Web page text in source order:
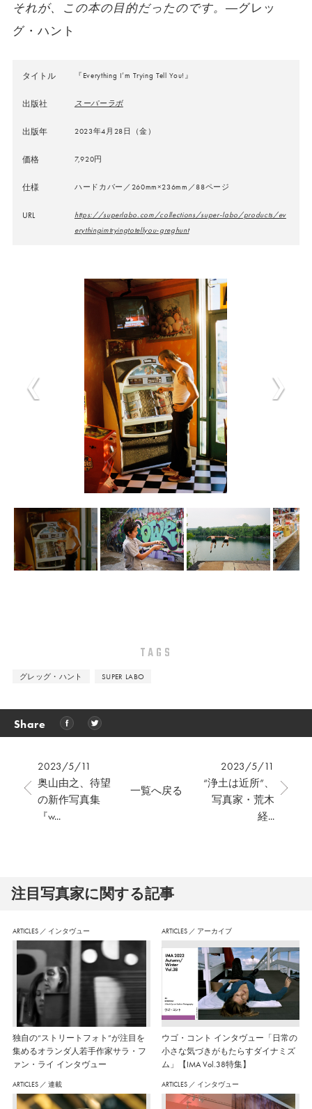
それが、この本の目的だったのです。―グレッ
グ・ハント
タイトル 『Everything I’m Trying Tell You!』
出版社 スーパーラボ
出版年 2023年4月28日（金）
価格 7,920円
仕様 ハードカバー／260mm×236mm／88ページ
URL
https://superlabo.com/collections/super-labo/products/ev
erythingimtryingtotellyou-greghunt
TAGS
グレッグ・ハント SUPER LABO
Share
2023/5/11
奥山由之、待望
の新作写真集
『w...
2023/5/11
“浄土は近所”、
写真家・荒木
経...
一覧へ戻る
注⽬写真家に関する記事
ARTICLES ／ インタヴュー
独自の“ストリートフォト”が注目を
集めるオランダ人若手作家サラ・フ
ァン・ライ インタヴュー
ARTICLES ／ アーカイブ
ウゴ・コント インタヴュー「日常の
小さな気づきがもたらすダイナミズ
ム」【IMA Vol.38特集】
ARTICLES ／ 連載 ARTICLES ／ インタヴュー